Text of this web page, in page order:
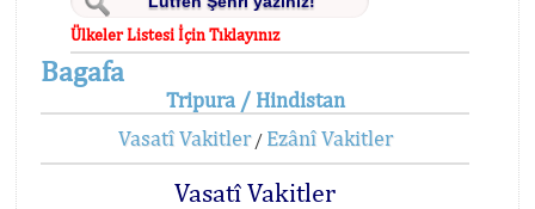
Ülkeler Listesi İçin Tıklayınız
Bagafa
Tripura / Hindistan
Vasatî Vakitler/ Ezânî Vakitler
Vasatî Vakitler